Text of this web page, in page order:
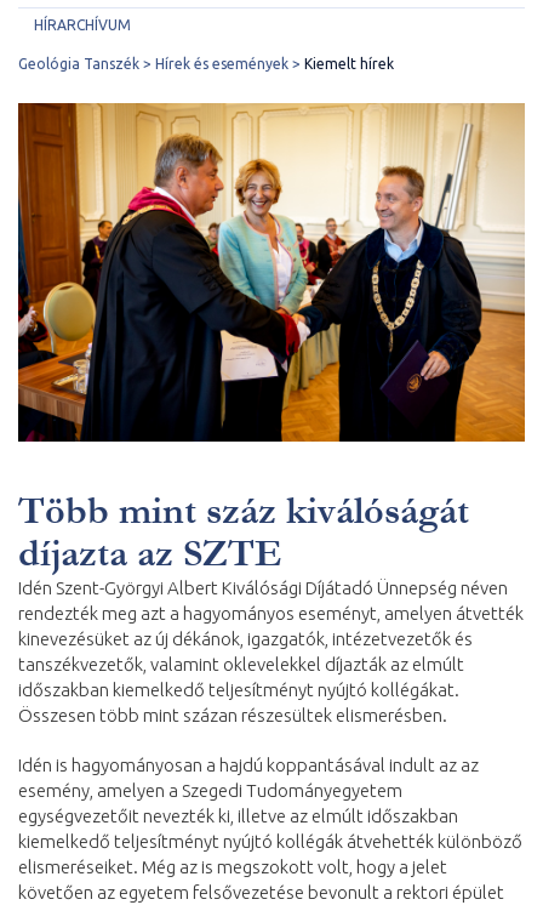
HÍRARCHÍVUM
Geológia Tanszék Hírek és események Kiemelt hírek
Több mint száz kiválóságát
díjazta az SZTE
Idén Szent-Györgyi Albert Kiválósági Díjátadó Ünnepség néven
rendezték meg azt a hagyományos eseményt, amelyen átvették
kinevezésüket az új dékánok, igazgatók, intézetvezetők és
tanszékvezetők, valamint oklevelekkel díjazták az elmúlt
időszakban kiemelkedő teljesítményt nyújtó kollégákat.
Összesen több mint százan részesültek elismerésben.
Idén is hagyományosan a hajdú koppantásával indult az az
esemény, amelyen a Szegedi Tudományegyetem
egységvezetőit nevezték ki, illetve az elmúlt időszakban
kiemelkedő teljesítményt nyújtó kollégák átvehették különböző
elismeréseiket. Még az is megszokott volt, hogy a jelet
követően az egyetem felsővezetése bevonult a rektori épület